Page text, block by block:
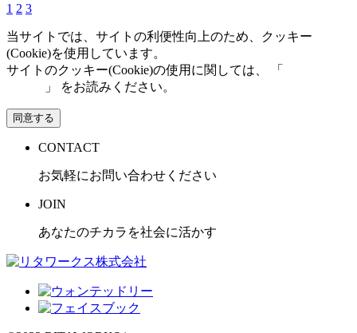
1 2 3
当サイトでは、サイトの利便性向上のため、クッキー
(Cookie)を使用しています。
サイトのクッキー(Cookie)の使用に関しては、 「
」 をお読みください。
同意する
CONTACT
お気軽にお問い合わせください
JOIN
あなたのチカラを社会に活かす